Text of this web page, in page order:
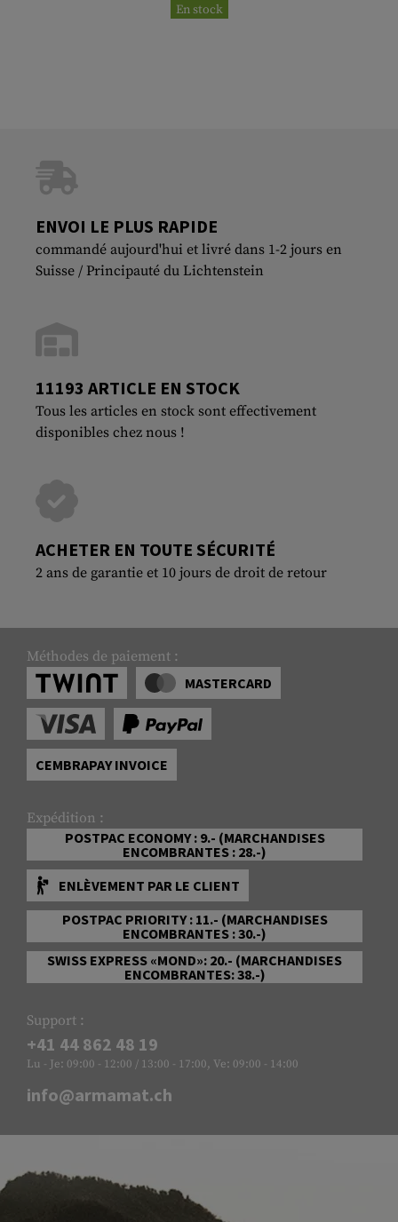
En stock
ENVOI LE PLUS RAPIDE
commandé aujourd'hui et livré dans 1-2 jours en
Suisse / Principauté du Lichtenstein
11193 ARTICLE EN STOCK
Tous les articles en stock sont effectivement
disponibles chez nous !
ACHETER EN TOUTE SÉCURITÉ
2 ans de garantie et 10 jours de droit de retour
Méthodes de paiement :
MASTERCARD
CEMBRAPAY INVOICE
Expédition :
POSTPAC ECONOMY : 9.- (MARCHANDISES
ENCOMBRANTES : 28.-)
ENLÈVEMENT PAR LE CLIENT
POSTPAC PRIORITY : 11.- (MARCHANDISES
ENCOMBRANTES : 30.-)
SWISS EXPRESS «MOND»: 20.- (MARCHANDISES
ENCOMBRANTES: 38.-)
Support :
+41 44 862 48 19
Lu - Je: 09:00 - 12:00 / 13:00 - 17:00, Ve: 09:00 - 14:00
info@armamat.ch